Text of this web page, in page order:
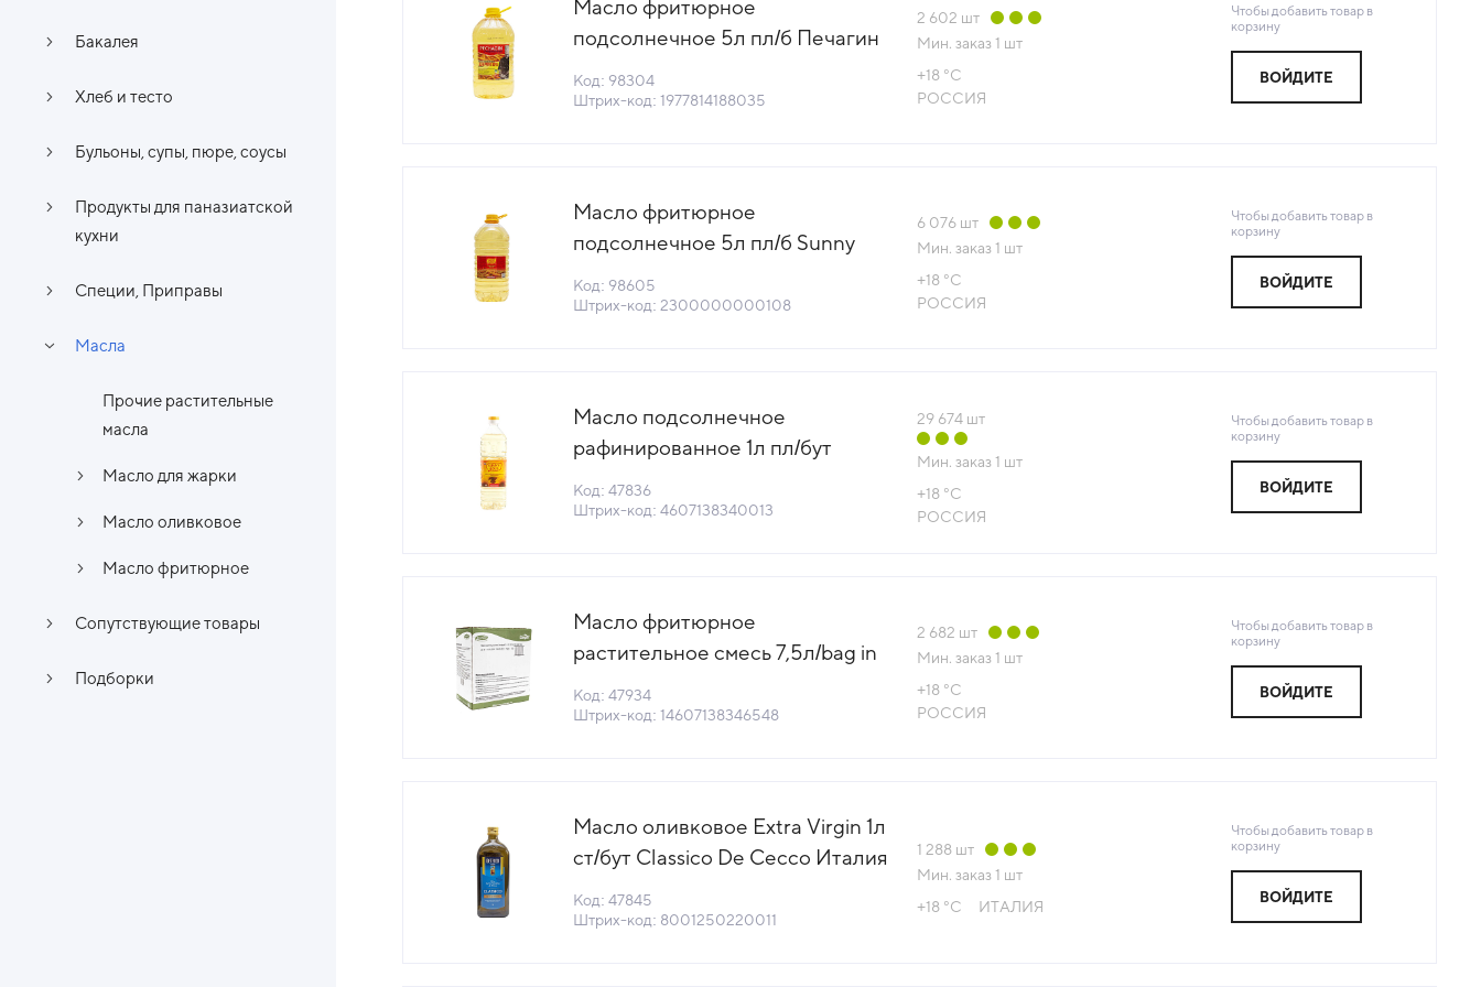
Масло фритюрное
подсолнечное 5л пл/б Печагин
Код: 98304
Штрих-код: 1977814188035
2 602 шт
Мин. заказ 1 шт
+18 °С
РОССИЯ
Чтобы добавить товар в
корзину
ВОЙДИТЕ
Масло фритюрное
подсолнечное 5л пл/б Sunny
(+18°С)
Код: 98605
Штрих-код: 2300000000108
6 076шт
Мин. заказ 1 шт
+18 °С
РОССИЯ
Чтобы добавить товар в
корзину
ВОЙДИТЕ
Масло подсолнечное
рафинированное 1л пл/бут
Gold Россия (КОД 47836)
Код: 47836
Штрих-код: 4607138340013
29 674шт
Мин. заказ 1 шт
+18 °С
РОССИЯ
Чтобы добавить товар в
корзину
ВОЙДИТЕ
Масло фритюрное
растительное смесь 7,5л/bag in
(КОД 47934) (+18°С)
Код: 47934
Штрих-код: 14607138346548
2 682 шт
Мин. заказ 1 шт
+18 °С
РОССИЯ
Чтобы добавить товар в
корзину
ВОЙДИТЕ
Масло оливковое Extra Virgin 1л
ст/бут Classico De Cecco Италия
Код: 47845
Штрих-код: 8001250220011
1 288шт
Мин. заказ 1 шт
+18 °С
ИТАЛИЯ
Чтобы добавить товар в
корзину
ВОЙДИТЕ
Бакалея
Хлеб и тесто
Бульоны, супы, пюре, соусы
Продукты для паназиатской
кухни
Специи, Приправы
Масла
Прочие растительные
масла
Масло для жарки
Масло оливковое
Масло фритюрное
Сопутствующие товары
Подборки